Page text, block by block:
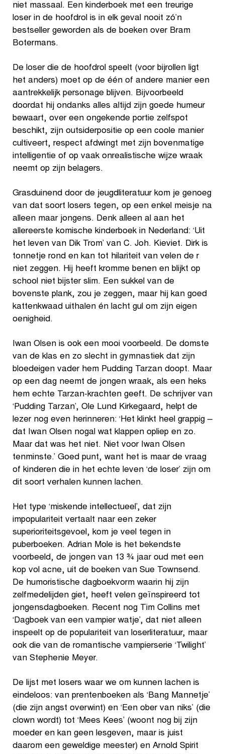
niet massaal. Een kinderboek met een treurige
loser in de hoofdrol is in elk geval nooit zó’n
bestseller geworden als de boeken over Bram
Botermans.
De loser die de hoofdrol speelt (voor bijrollen ligt
het anders) moet op de één of andere manier een
aantrekkelijk personage blijven. Bijvoorbeeld
doordat hij ondanks alles altijd zijn goede humeur
bewaart, over een ongekende portie zelfspot
beschikt, zijn outsiderpositie op een coole manier
cultiveert, respect afdwingt met zijn bovenmatige
intelligentie of op vaak onrealistische wijze wraak
neemt op zijn belagers.
Grasduinend door de jeugdliteratuur kom je genoeg
van dat soort losers tegen, op een enkel meisje na
alleen maar jongens. Denk alleen al aan het
allereerste komische kinderboek in Nederland: ‘Uit
het leven van Dik Trom’ van C. Joh. Kieviet. Dirk is
tonnetje rond en kan tot hilariteit van velen de r
niet zeggen. Hij heeft kromme benen en blijkt op
school niet bijster slim. Een sukkel van de
bovenste plank, zou je zeggen, maar hij kan goed
kattenkwaad uithalen én lacht gul om zijn eigen
oenigheid.
Iwan Olsen is ook een mooi voorbeeld. De domste
van de klas en zo slecht in gymnastiek dat zijn
bloedeigen vader hem Pudding Tarzan doopt. Maar
op een dag neemt de jongen wraak, als een heks
hem echte Tarzan-krachten geeft. De schrijver van
‘Pudding Tarzan’, Ole Lund Kirkegaard, helpt de
lezer nog even herinneren: ‘Het klinkt heel grappig –
dat Iwan Olsen nogal wat klappen opliep en zo.
Maar dat was het niet. Niet voor Iwan Olsen
tenminste.’ Goed punt, want het is maar de vraag
of kinderen die in het echte leven ‘de loser’ zijn om
dit soort verhalen kunnen lachen.
Het type ‘miskende intellectueel’, dat zijn
impopulariteit vertaalt naar een zeker
superioriteitsgevoel, kom je veel tegen in
puberboeken. Adrian Mole is het bekendste
voorbeeld, de jongen van 13 ¾ jaar oud met een
kop vol acne, uit de boeken van Sue Townsend.
De humoristische dagboekvorm waarin hij zijn
zelfmedelijden giet, heeft velen geïnspireerd tot
jongensdagboeken. Recent nog Tim Collins met
‘Dagboek van een vampier watje’, dat niet alleen
inspeelt op de populariteit van loserliteratuur, maar
ook die van de romantische vampierserie ‘Twilight’
van Stephenie Meyer.
De lijst met losers waar we om kunnen lachen is
eindeloos: van prentenboeken als ‘Bang Mannetje’
(die zijn angst overwint) en ‘Een ober van niks’ (die
clown wordt) tot ‘Mees Kees’ (woont nog bij zijn
moeder en kan geen lesgeven, maar is juist
daarom een geweldige meester) en Arnold Spirit